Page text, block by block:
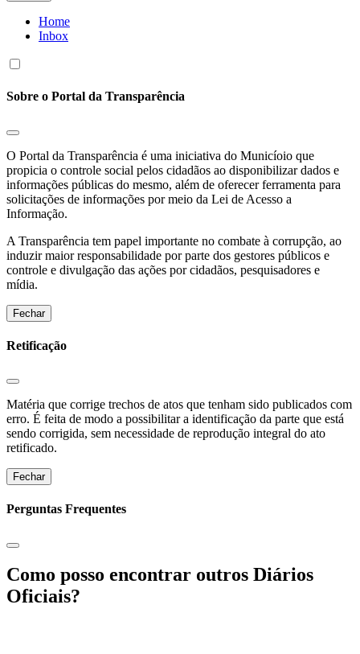
Home
Inbox
Sobre o Portal da Transparência
O Portal da Transparência é uma iniciativa do Municíoio que
propicia o controle social pelos cidadãos ao disponibilizar dados e
informações públicas do mesmo, além de oferecer ferramenta para
solicitações de informações por meio da Lei de Acesso a
Informação.
A Transparência tem papel importante no combate à corrupção, ao
induzir maior responsabilidade por parte dos gestores públicos e
controle e divulgação das ações por cidadãos, pesquisadores e
mídia.
Fechar
Retificação
Matéria que corrige trechos de atos que tenham sido publicados com
erro. É feita de modo a possibilitar a identificação da parte que está
sendo corrigida, sem necessidade de reprodução integral do ato
retificado.
Fechar
Perguntas Frequentes
Como posso encontrar outros Diários
Oficiais?